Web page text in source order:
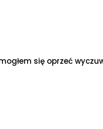
się oprzeć